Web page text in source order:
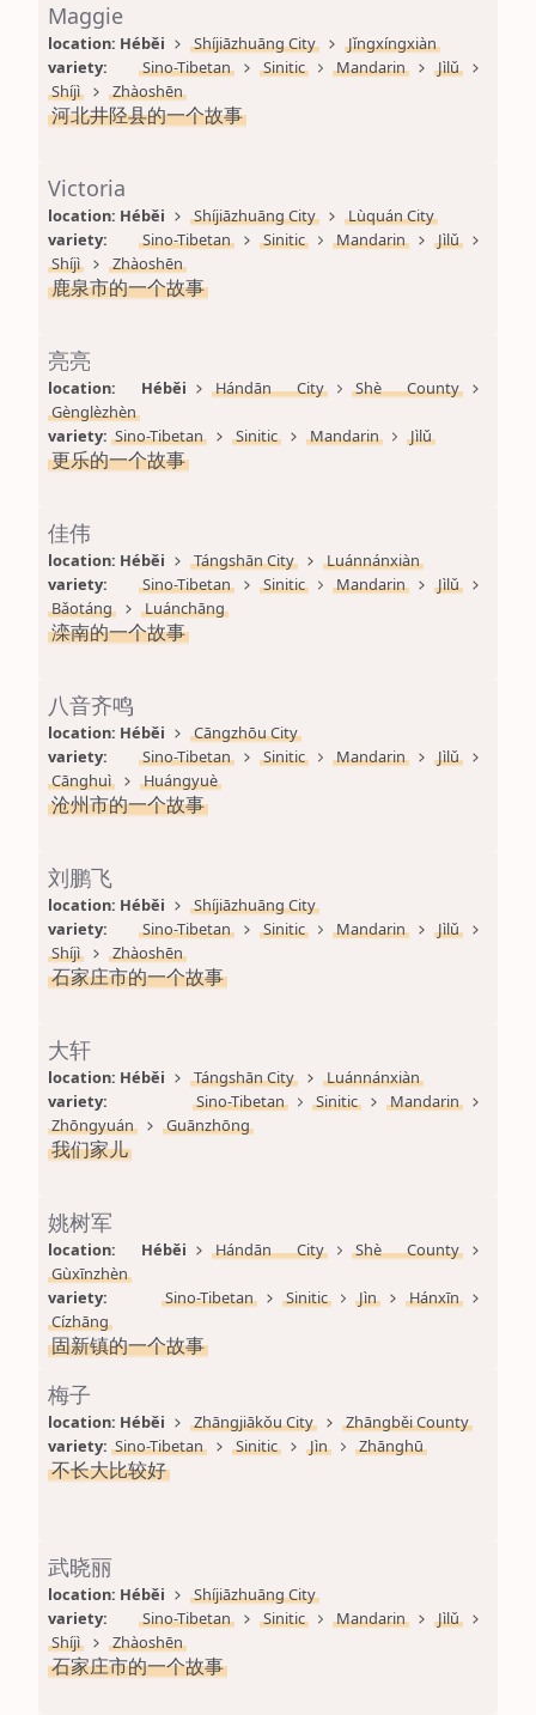
Maggie
location: Héběi Shíjiāzhuāng City
Jǐngxíngxiàn
variety:
Sino-Tibetan Sinitic Mandarin
Jìlǔ
Shíjì
Zhàoshēn
河北井陉县的一个故事
Victoria
location: Héběi Shíjiāzhuāng City
Lùquán City
variety:
Sino-Tibetan Sinitic Mandarin
Jìlǔ
Shíjì
Zhàoshēn
鹿泉市的一个故事
亮亮
location: Héběi Hándān City
Shè County
Gènglèzhèn
variety: Sino-Tibetan Sinitic Mandarin Jìlǔ
更乐的一个故事
佳伟
location: Héběi Tángshān City
Luánnánxiàn
variety:
Sino-Tibetan Sinitic Mandarin
Jìlǔ
Bǎotáng
Luánchāng
滦南的一个故事
八音齐鸣
location: Héběi
Cāngzhōu City
variety:
Sino-Tibetan Sinitic Mandarin
Jìlǔ
Cānghuì
Huángyuè
沧州市的一个故事
刘鹏飞
location: Héběi
Shíjiāzhuāng City
variety:
Sino-Tibetan Sinitic Mandarin
Jìlǔ
Shíjì
Zhàoshēn
石家庄市的一个故事
大轩
location: Héběi Tángshān City
Luánnánxiàn
variety:
Sino-Tibetan Sinitic
Mandarin
Zhōngyuán
Guānzhōng
我们家儿
姚树军
location: Héběi Hándān City
Shè County
Gùxīnzhèn
variety:
Sino-Tibetan Sinitic Jìn
Hánxīn
Cízhāng
固新镇的一个故事
梅子
location: Héběi Zhāngjiākǒu City
Zhāngběi County
variety: Sino-Tibetan Sinitic Jìn Zhānghū
不长大比较好
武晓丽
location: Héběi
Shíjiāzhuāng City
variety:
Sino-Tibetan Sinitic Mandarin
Jìlǔ
Shíjì
Zhàoshēn
石家庄市的一个故事